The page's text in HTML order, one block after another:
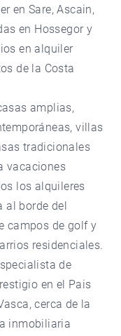
en Sare, Ascain,
en Hossegor y
en alquiler
de la Costa
amplias,
villas
tradicionales
vacaciones
los alquileres
al borde del
campos de golf y
residenciales.
de
en el Pais
cerca de la
inmobiliaria